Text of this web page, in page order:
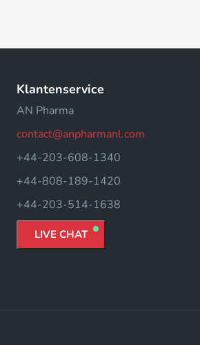
Klantenservice
AN Pharma
contact@anpharmanl.com
+44-203-608-1340
+44-808-189-1420
+44-203-514-1638
LIVE CHAT